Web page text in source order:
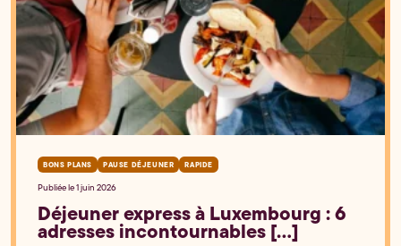
BONS PLANS PAUSE DÉJEUNER RAPIDE
Publiée le 1 juin 2026
Déjeuner express à Luxembourg : 6
adresses incontournables [...]